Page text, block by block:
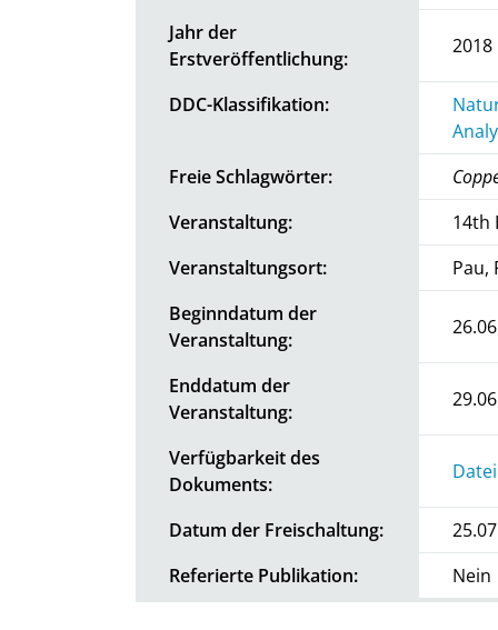
Jahr der
Erstveröffentlichung:
2018
DDC-Klassifikation:
Freie Schlagwörter:
Veranstaltung:
14th
Veranstaltungsort:
Pau,
Beginndatum der
Veranstaltung:
Enddatum der
Veranstaltung:
Verfügbarkeit des
Dokuments:
Datum der Freischaltung:
Referierte Publikation:
Nein